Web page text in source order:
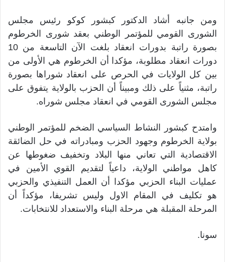
ومن جانبه أشاد الدكتور كبشور كوكو رئيس مجلس
الشورى القومي للمؤتمر الوطني بعقد شورى الخرطوم
بصورة راتبة بدورات انعقاد بلغت الآن التاسعة من 10
دورات انعقاد مطلوبة، مؤكدا أن الخرطوم هي الأولى من
بين كل الولايات في الحرص على انعقاد شوراها بصورة
راتبة، مثنياً على ذلك ومبيناً أن الحزب بالولاية يتفوق على
مجلس الشورى القومي في انعقاد مجلس شوراه.
وامتدح كبشور النشاط السياسي الضخم للمؤتمر الوطني
بولاية الخرطوم وجهود الحزب ومبادراته في حل الضائقة
الاقتصادية التي تعاني منها البلاد وتخفيف ضغوطها عن
كاهل مواطني الولاية، داعياً لتقديم القوي الأمين في
عمليات البناء الحزبي مؤكدا أن العمل التنفيذي والحزبي
هو تكليف في المقام الاول وليس تشريفا، مؤكداً أن
المرحلة المقبلة هي مرحلة البناء والاستعداد للانتخابات.
سونا.